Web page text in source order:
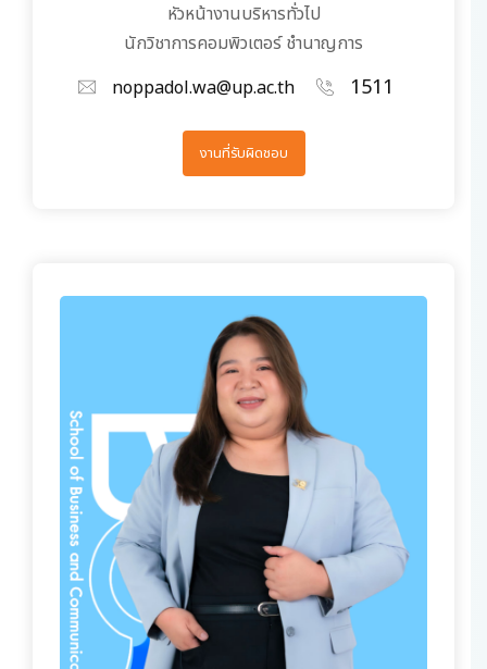
หัวหน้างานบริหารทั่วไป
นักวิชาการคอมพิวเตอร์ ชำนาญการ
noppadol.wa@up.ac.th
1511